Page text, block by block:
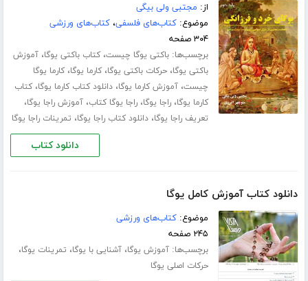
از: مجتبی ولی بیگی
موضوع:کتاب‌های فلسفی،کتاب‌های ورزشی
۳۰۴ صفحه
برچسب‌ها:باکتی یوگا چیست،کتاب باکتی یوگا،آموزش
باکتی یوگا،حرکات باکتی یوگا،کارما یوگا،کارما یوگا
چیست،آموزش کارما یوگا،دانلود کتاب کارما یوگا،کتاب
کارما یوگا،راجا یوگا،راجا یوگا کتاب،آموزش راجا یوگا،
تعریف راجا یوگا،دانلود کتاب راجا یوگا، تمرینات راجا یوگا
دانلود کتاب
دانلود کتاب آموزش کامل یوگا
موضوع:کتاب‌های ورزشی
۲۴۵ صفحه
برچسب‌ها:آموزش یوگا،آشنایی با یوگا، تمرینات یوگا،
حرکات اصلی یوگا